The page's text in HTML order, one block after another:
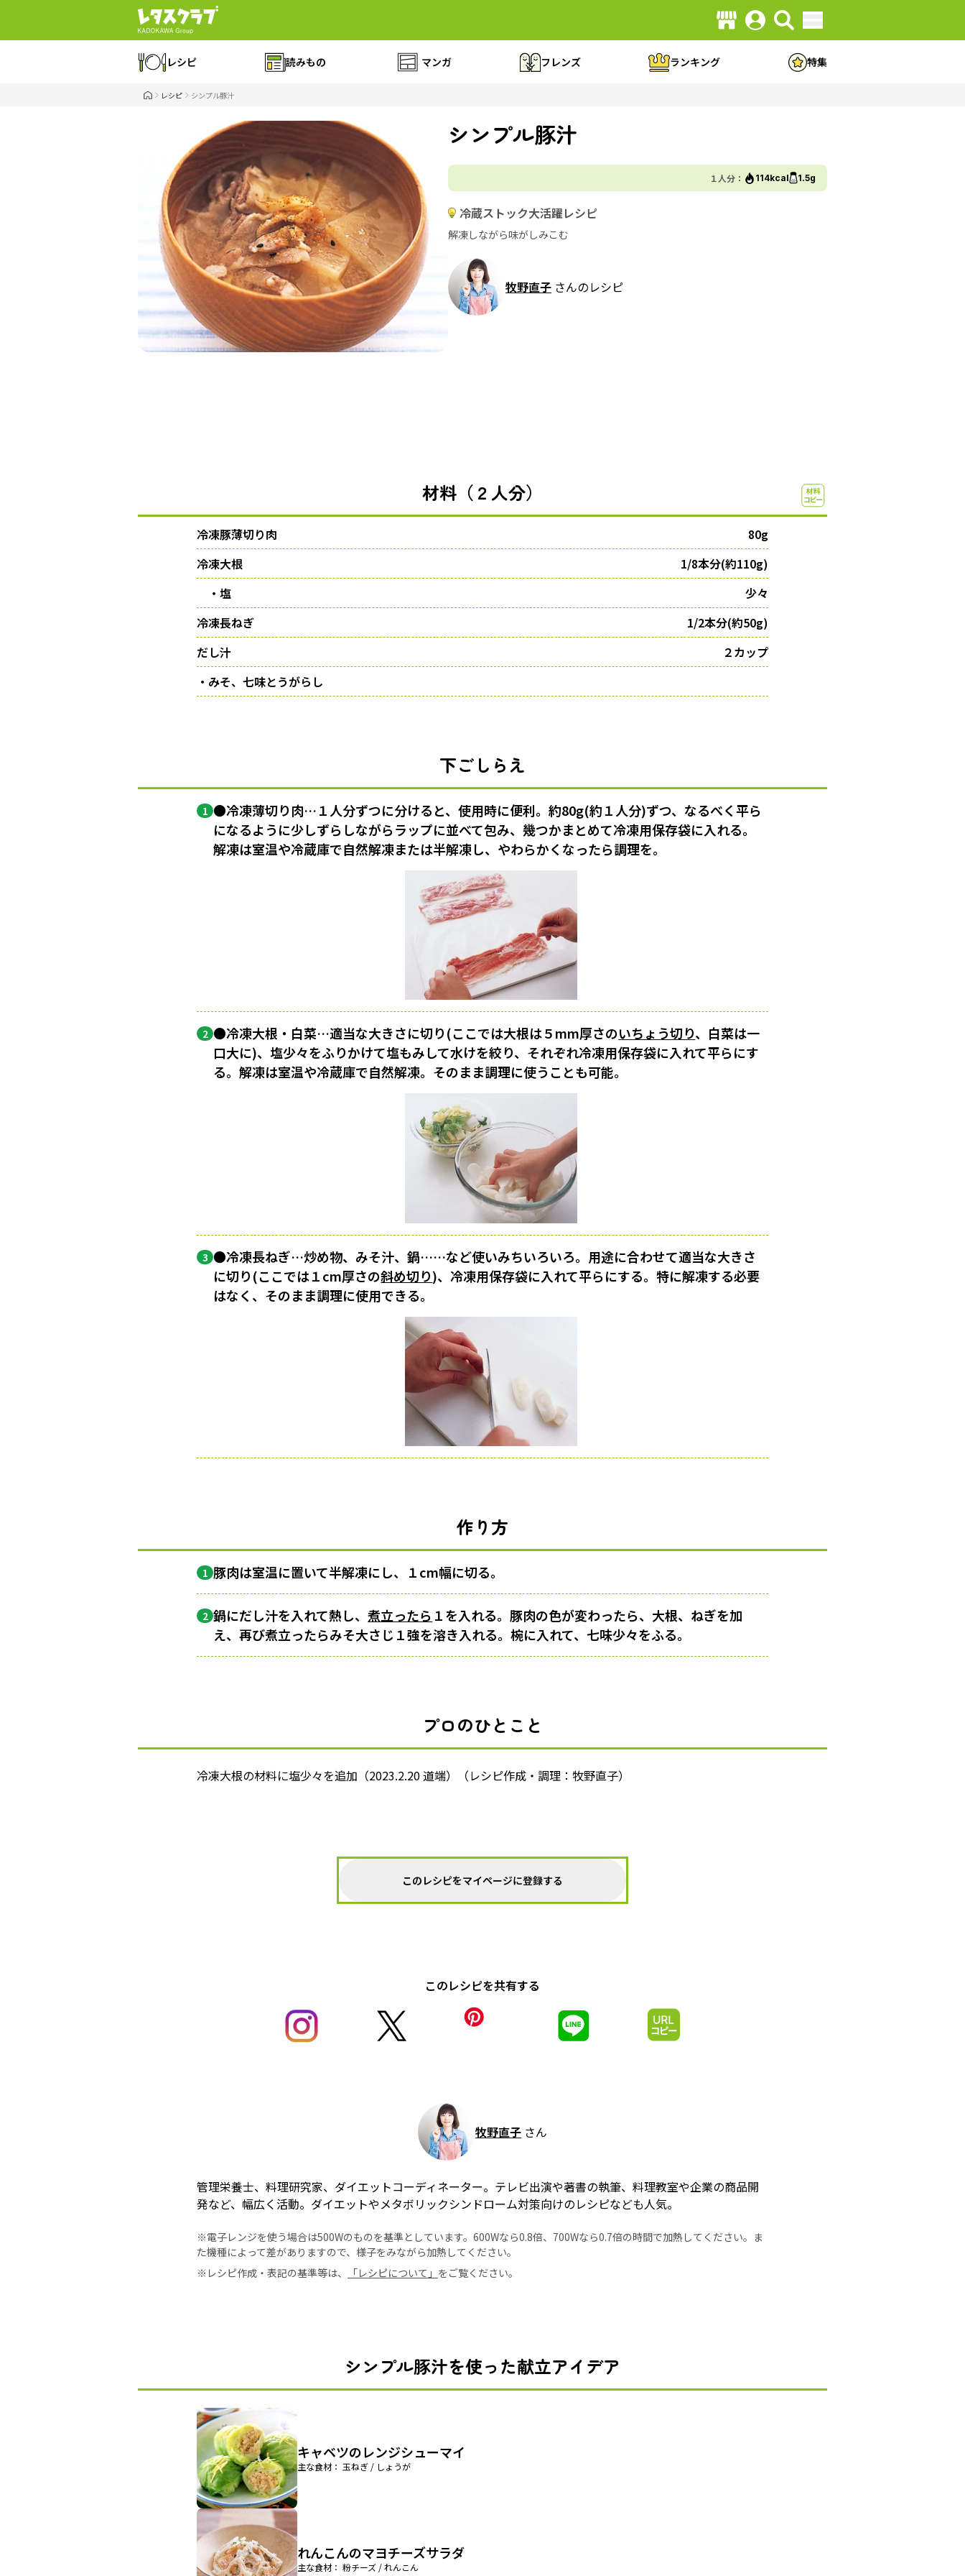
レシピ 読みもの マンガ フレンズ ランキング 特集
レシピ シンプル豚汁
シンプル豚汁
１人分： 114kcal 1.5g
冷蔵ストック大活躍レシピ
解凍しながら味がしみこむ
牧野直子 さんのレシピ
材料（２人分）
冷凍豚薄切り肉
80g
冷凍大根
1/8本分(約110g)
・塩
少々
冷凍長ねぎ
1/2本分(約50g)
だし汁
２カップ
・みそ、七味とうがらし
下ごしらえ
1 ●冷凍薄切り肉…１人分ずつに分けると、使用時に便利。約80g(約１人分)ずつ、なるべく平ら
になるように少しずらしながらラップに並べて包み、幾つかまとめて冷凍用保存袋に入れる。
解凍は室温や冷蔵庫で自然解凍または半解凍し、やわらかくなったら調理を。
2 ●冷凍大根・白菜…適当な大きさに切り(ここでは大根は５mm厚さのいちょう切り、白菜は一
口大に)、塩少々をふりかけて塩もみして水けを絞り、それぞれ冷凍用保存袋に入れて平らにす
る。解凍は室温や冷蔵庫で自然解凍。そのまま調理に使うことも可能。
3 ●冷凍長ねぎ…炒め物、みそ汁、鍋……など使いみちいろいろ。用途に合わせて適当な大きさ
に切り(ここでは１cm厚さの斜め切り)、冷凍用保存袋に入れて平らにする。特に解凍する必要
はなく、そのまま調理に使用できる。
作り方
1 豚肉は室温に置いて半解凍にし、１cm幅に切る。
2 鍋にだし汁を入れて熱し、煮立ったら １を入れる。豚肉の色が変わったら、大根、ねぎを加
え、再び煮立ったらみそ大さじ１強を溶き入れる。椀に入れて、七味少々をふる。
プロのひとこと
冷凍大根の材料に塩少々を追加（2023.2.20 道端）（レシピ作成・調理：牧野直子）
このレシピをマイページに登録する
このレシピを共有する
牧野直子 さん
管理栄養士、料理研究家、ダイエットコーディネーター。テレビ出演や著書の執筆、料理教室や企業の商品開
発など、幅広く活動。ダイエットやメタボリックシンドローム対策向けのレシピなども人気。
※電子レンジを使う場合は500Wのものを基準としています。600Wなら0.8倍、700Wなら0.7倍の時間で加熱してください。ま
た機種によって差がありますので、様子をみながら加熱してください。
※レシピ作成・表記の基準等は、
「レシピについて」 をご覧ください。
シンプル豚汁を使った献立アイデア
キャベツのレンジシューマイ
主な食材： 玉ねぎ / しょうが
れんこんのマヨチーズサラダ
主な食材： 粉チーズ / れんこん